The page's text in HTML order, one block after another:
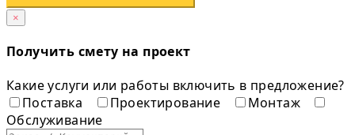
×
Получить смету на проект
Какие услуги или работы включить в предложение?
Поставка
Проектирование
Монтаж
Обслуживание